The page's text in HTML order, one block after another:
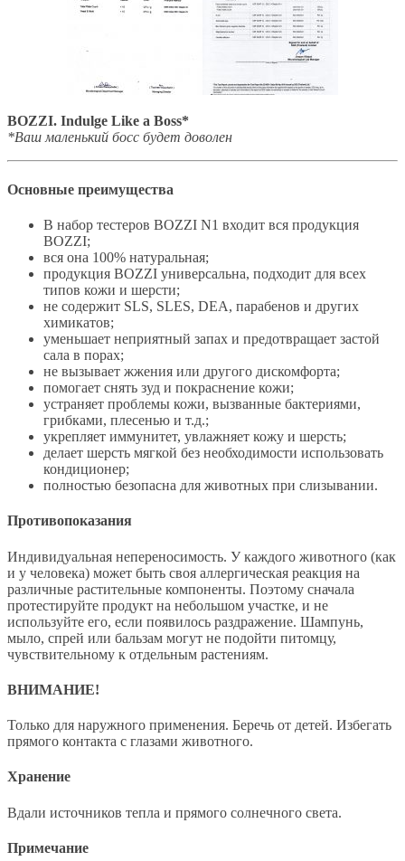
BOZZI. Indulge Like a Boss*
*Ваш маленький босс будет доволен
Основные преимущества
В набор тестеров BOZZI N1 входит вся продукция
BOZZI;
вся она 100% натуральная;
продукция BOZZI универсальна, подходит для всех
типов кожи и шерсти;
не содержит SLS, SLES, DEA, парабенов и других
химикатов;
уменьшает неприятный запах и предотвращает застой
сала в порах;
не вызывает жжения или другого дискомфорта;
помогает снять зуд и покраснение кожи;
устраняет проблемы кожи, вызванные бактериями,
грибками, плесенью и т.д.;
укрепляет иммунитет, увлажняет кожу и шерсть;
делает шерсть мягкой без необходимости использовать
кондиционер;
полностью безопасна для животных при слизывании.
Противопоказания
Индивидуальная непереносимость. У каждого животного (как
и у человека) может быть своя аллергическая реакция на
различные растительные компоненты. Поэтому сначала
протестируйте продукт на небольшом участке, и не
используйте его, если появилось раздражение. Шампунь,
мыло, спрей или бальзам могут не подойти питомцу,
чувствительному к отдельным растениям.
ВНИМАНИЕ!
Только для наружного применения. Беречь от детей. Избегать
прямого контакта с глазами животного.
Хранение
Вдали источников тепла и прямого солнечного света.
Примечание